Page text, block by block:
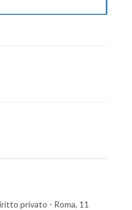
privato - Roma, 11